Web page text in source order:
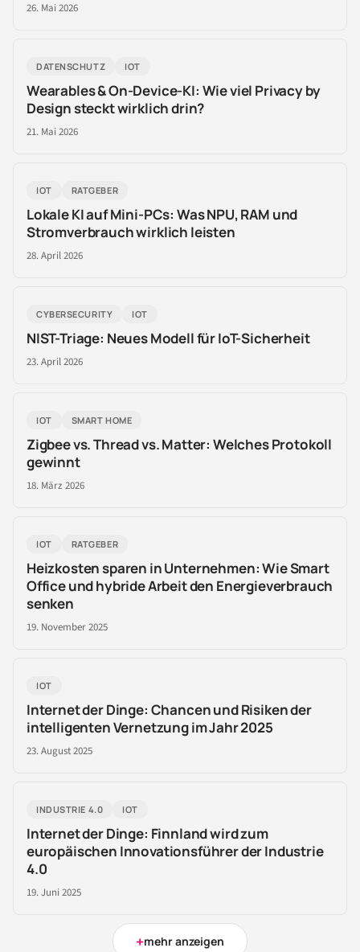
26. Mai 2026
DATENSCHUTZ IOT
Wearables & On-Device-KI: Wie viel Privacy by
Design steckt wirklich drin?
21. Mai 2026
IOT RATGEBER
Lokale KI auf Mini-PCs: Was NPU, RAM und
Stromverbrauch wirklich leisten
28. April 2026
CYBERSECURITY IOT
NIST-Triage: Neues Modell für IoT-Sicherheit
23. April 2026
IOT SMART HOME
Zigbee vs. Thread vs. Matter: Welches Protokoll
gewinnt
18. März 2026
IOT RATGEBER
Heizkosten sparen in Unternehmen: Wie Smart
Office und hybride Arbeit den Energieverbrauch
senken
19. November 2025
IOT
Internet der Dinge: Chancen und Risiken der
intelligenten Vernetzung im Jahr 2025
23. August 2025
INDUSTRIE 4.0 IOT
Internet der Dinge: Finnland wird zum
europäischen Innovationsführer der Industrie
4.0
19. Juni 2025
+mehr anzeigen